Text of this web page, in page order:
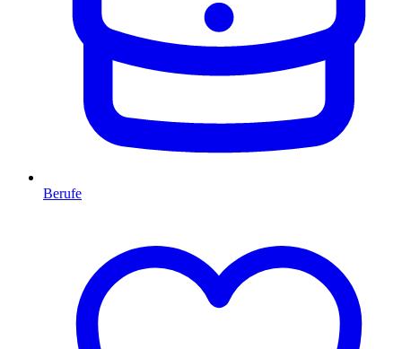
Berufe